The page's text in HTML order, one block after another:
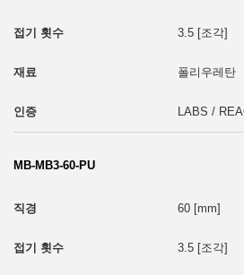
3.5 [조각]
폴리우레탄
LABS /
MB-MB3-60-PU
60 [mm]
3.5 [조각]